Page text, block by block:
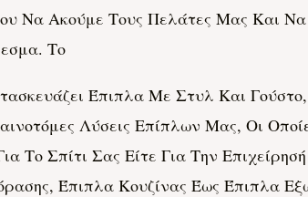
Ακούμε Τους Πελάτες Μας Και
Το
Έπιπλα Με Στυλ Και
Λύσεις Επίπλων Μας, Οι
Το Σπίτι Σας Είτε Για Την
Έπιπλα Κουζίνας Έως Έπιπλα